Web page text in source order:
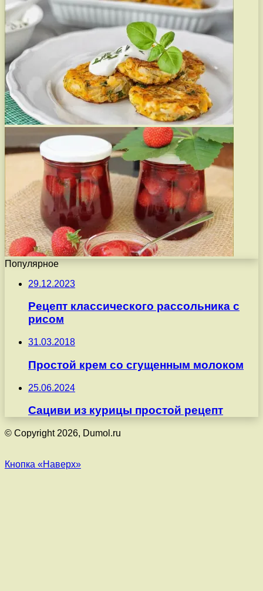
Популярное
29.12.2023
Рецепт классического рассольника с
рисом
31.03.2018
Простой крем со сгущенным молоком
25.06.2024
Сациви из курицы простой рецепт
© Copyright 2026, Dumol.ru
Кнопка «Наверх»